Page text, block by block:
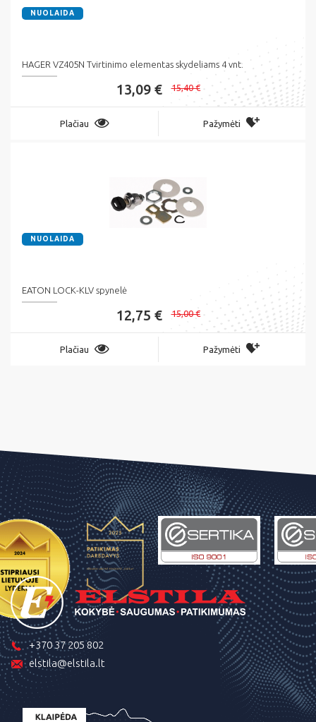
NUOLAIDA
HAGER VZ405N Tvirtinimo elementas skydeliams 4 vnt.
13,09 € 15,40 €
Plačiau Pažymėti
NUOLAIDA
EATON LOCK-KLV spynelė
12,75 € 15,00 €
Plačiau Pažymėti
+370 37 205 802
elstila@elstila.lt